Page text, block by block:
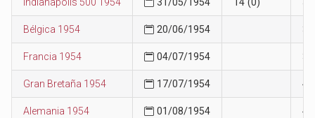
Bélgica 1954 20/06/1954 34
Francia 1954 04/07/1954 39
Gran Bretaña 1954 17/07/1954 45
Alemania 1954 01/08/1954 47